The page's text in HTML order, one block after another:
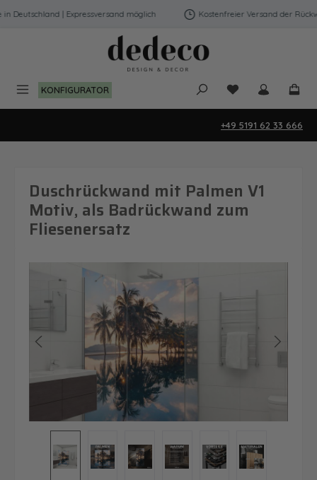
Zum Hauptinhalt springen
| Expressversand möglich Kostenfreier Versand der
KONFIGURATOR Du hast 0
+49 5191 62 33 666
Duschrückwand mit Palmen V1
Motiv, als Badrückwand zum
Fliesenersatz
Bildergalerie überspringen